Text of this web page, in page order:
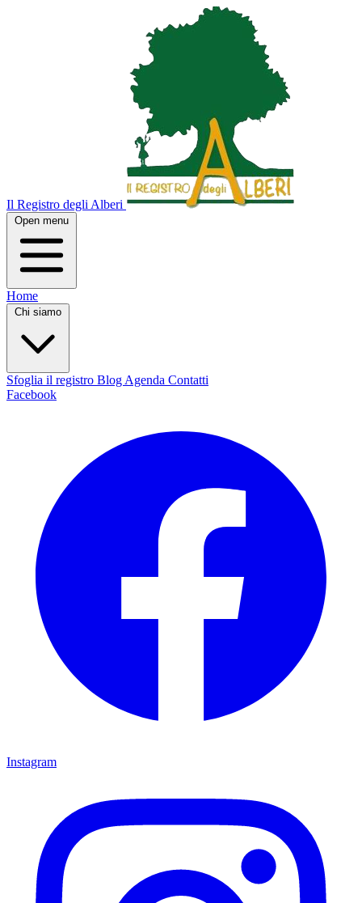
Il Registro degli Alberi
Open menu
Home
Chi siamo
Sfoglia il registro Blog Agenda Contatti
Facebook
Instagram